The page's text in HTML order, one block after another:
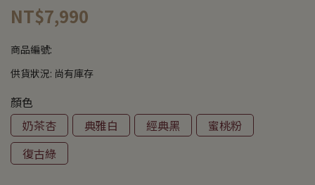
NT$7,990
商品編號:
供貨狀況: 尚有庫存
顏色
奶茶杏
典雅白 經典黑
蜜桃粉
復古綠